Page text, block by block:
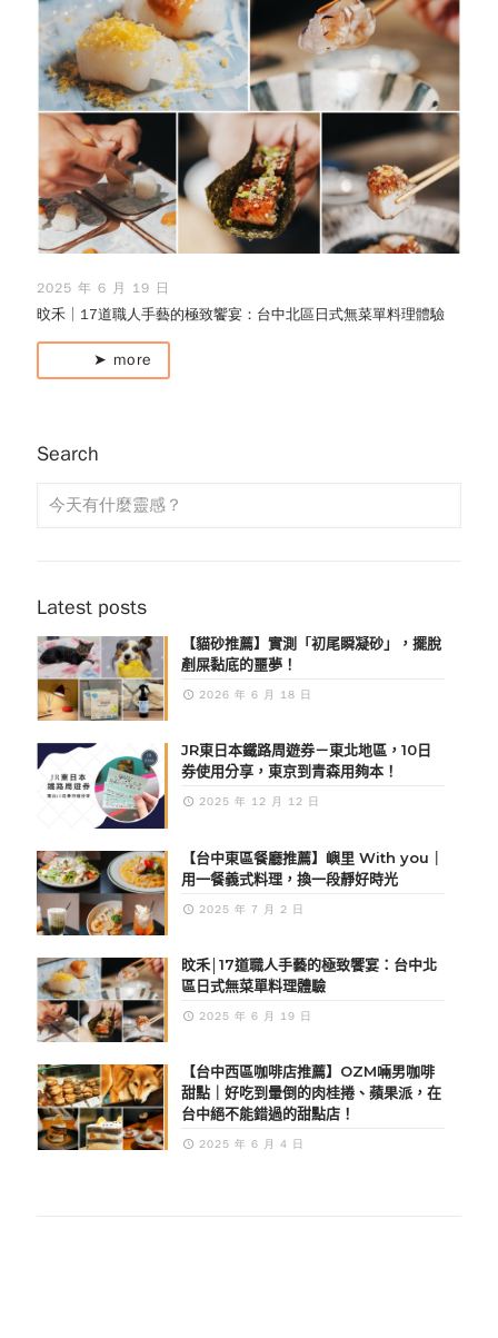
2025 年 6 月 19 日
旼禾│17道職人手藝的極致饗宴：台中北區日式無菜單料理體驗
➤ more
Search
Latest posts
【貓砂推薦】實測「初尾瞬凝砂」，擺脫
剷屎黏底的噩夢！
2026 年 6 月 18 日
JR東日本鐵路周遊券－東北地區，10日
券使用分享，東京到青森用夠本！
2025 年 12 月 12 日
【台中東區餐廳推薦】嶼里 With you｜
用一餐義式料理，換一段靜好時光
2025 年 7 月 2 日
旼禾│17道職人手藝的極致饗宴：台中北
區日式無菜單料理體驗
2025 年 6 月 19 日
【台中西區咖啡店推薦】OZM啢男咖啡
甜點｜好吃到暈倒的肉桂捲、蘋果派，在
台中絕不能錯過的甜點店！
2025 年 6 月 4 日